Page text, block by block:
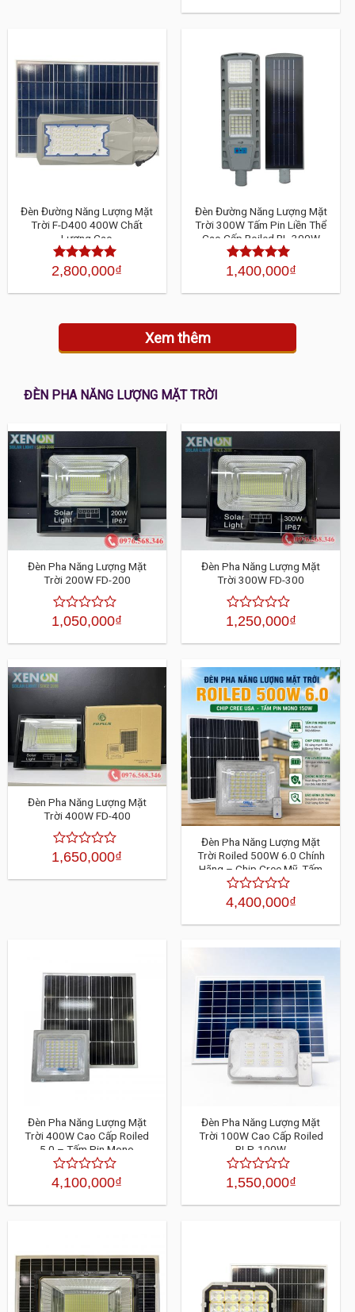
sao
Đèn Đường Năng Lượng Mặt
Trời F-D400 400W Chất
Lượng Cao
Được xếp
sao
2,800,000₫
Đèn Đường Năng Lượng Mặt
Trời 300W Tấm Pin Liền Thể
Cao Cấp Roiled RL-300W
Được xếp
5 sao
1,400,000₫
Xem thêm
ĐÈN PHA NĂNG LƯỢNG MẶT TRỜI
Đèn Pha Năng Lượng Mặt
Trời 200W FD-200
Được
hạng
5
sao
1,050,000₫
Đèn Pha Năng Lượng Mặt
Trời 300W FD-300
Được
hạng
5
sao
1,250,000₫
Đèn Pha Năng Lượng Mặt
Trời 400W FD-400
Được
hạng
1,650,000₫
Đèn Pha Năng Lượng Mặt
Trời Roiled 500W 6.0 Chính
Hãng – Chip Cree Mỹ, Tấm
Pin Mono 150W, Bảo Hành 3
Năm
Được
hạng
4,400,000₫
Đèn Pha Năng Lượng Mặt
Trời 400W Cao Cấp Roiled
5.0 – Tấm Pin Mono
Được
hạng
4,100,000₫
Đèn Pha Năng Lượng Mặt
Trời 100W Cao Cấp Roiled
RLP-100W
Được
hạng
1,550,000₫